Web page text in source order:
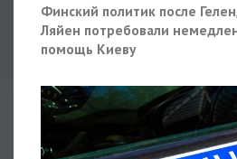
Финский политик после
Ляйен потребовали
помощь Киеву